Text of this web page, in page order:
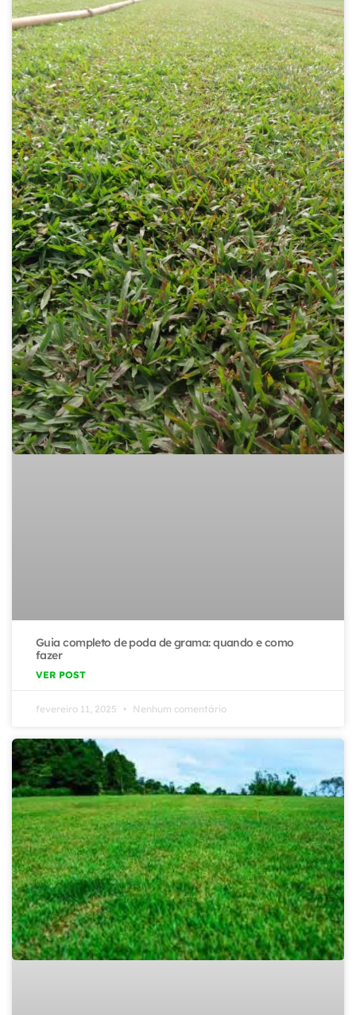
Guia completo de poda de grama: quando e como
fazer
VER POST
fevereiro 11, 2025 Nenhum comentário